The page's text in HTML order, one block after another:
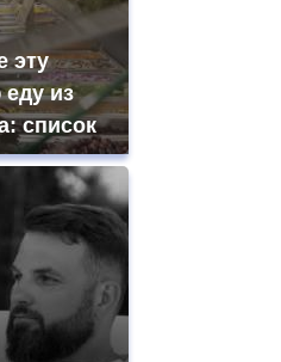
эту
еду из
список